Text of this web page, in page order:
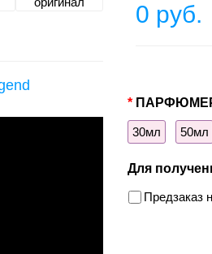
0 руб.
30мл 50мл
Для
Предзаказ